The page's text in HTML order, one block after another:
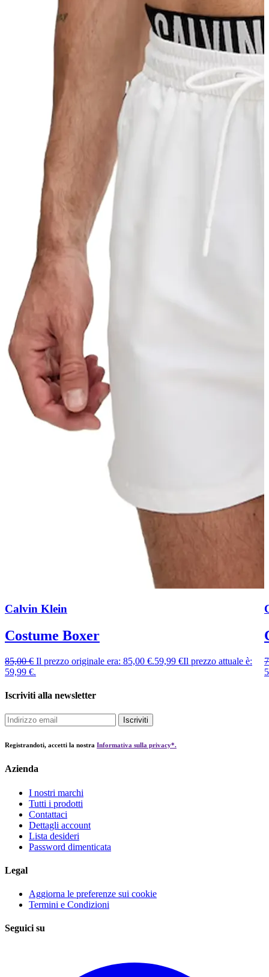
Calvin Klein
Costume Boxer
85,00€ Il prezzo originale era: 85,00 €.59,99 €Il prezzo attuale è:
59,99 €.
Iscriviti alla newsletter
Iscriviti
Registrandoti, accetti la nostra Informativa sulla privacy*.
Azienda
I nostri marchi
Tutti i prodotti
Contattaci
Dettagli account
Lista desideri
Password dimenticata
Legal
Aggiorna le preferenze sui cookie
Termini e Condizioni
Seguici su